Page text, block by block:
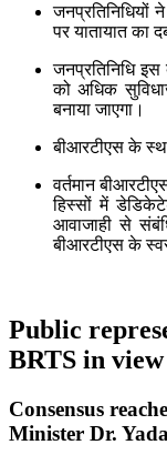
जनप्रतिनिधियों
पर यातायात का
जनप्रतिनिधि‍ इस
को अधिक
बनाया जाएगा।
बीआरटीएस के
वर्तमान
हिस्सों में
आवाजाही से
बीआरटीएस के
Public
BRTS in
Consensus
Minister Dr.